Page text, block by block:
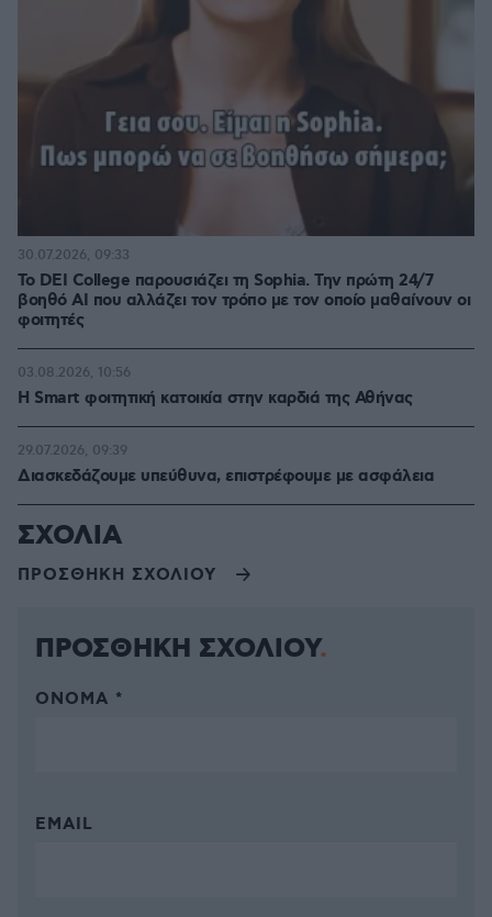
Το DEI College παρουσιάζει τη Sophia. Την πρώτη 24/7
βοηθό AI που αλλάζει τον τρόπο με τον οποίο μαθαίνουν οι
φοιτητές
30.07.2026, 09:33
Η Smart φοιτητική κατοικία στην καρδιά της Αθήνας
03.08.2026, 10:56
Διασκεδάζουμε υπεύθυνα, επιστρέφουμε με ασφάλεια
29.07.2026, 09:39
ΣΧΟΛΙΑ
ΠΡΟΣΘΗΚΗ ΣΧΟΛΙΟΥ
ΠΡΟΣΘΗΚΗ ΣΧΟΛΙΟΥ
ΌΝΟΜΑ *
EMAIL